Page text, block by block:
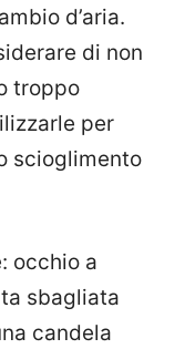
d’aria.
di non
troppo
per
scioglimento
occhio a
sbagliata
candela